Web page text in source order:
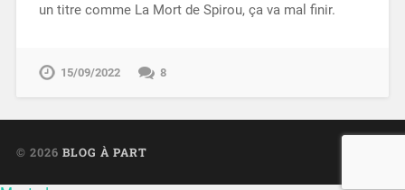
un titre comme La Mort de Spirou, ça va mal finir.
15/09/2022 8
© 2026 BLOG À PART